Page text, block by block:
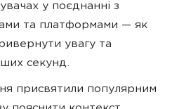
у поєднанні з
та платформами — як
увагу та
секунд.
присвятили популярним